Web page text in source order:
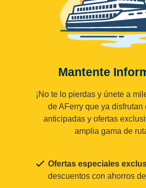
Mantente
¡No te lo pierdas y únete a
de AFerry que ya disfrutan
anticipadas y ofertas
amplia gama de
Ofertas especiales
descuentos con ahorros